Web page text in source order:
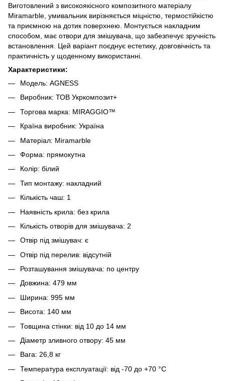
Виготовлений з високоякісного композитного матеріалу
Miramarble, умивальник вирізняється міцністю, термостійкістю
та приємною на дотик поверхнею. Монтується накладним
способом, має отвори для змішувача, що забезпечує зручність
встановлення. Цей варіант поєднує естетику, довговічність та
практичність у щоденному використанні.
Характеристики:
Модель: AGNESS
Виробник: ТОВ Укркомпозит+
Торгова марка: MIRAGGIO™
Країна виробник: Україна
Матеріал: Miramarble
Форма: прямокутна
Колір: білий
Тип монтажу: накладний
Кількість чаш: 1
Наявність крила: без крила
Кількість отворів для змішувача: 2
Отвір під змішувач: є
Отвір під перелив: відсутній
Розташування змішувача: по центру
Довжина: 479 мм
Ширина: 995 мм
Висота: 140 мм
Товщина стінки: від 10 до 14 мм
Діаметр зливного отвору: 45 мм
Вага: 26,8 кг
Температура експлуатації: від -70 до +70 °C